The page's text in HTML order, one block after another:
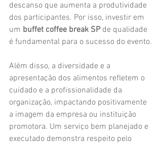
descanso que aumenta a produtividade
dos participantes. Por isso, investir em
um buffet coffee break SP de qualidade
é fundamental para o sucesso do evento.
Além disso, a diversidade e a
apresentação dos alimentos refletem o
cuidado e a profissionalidade da
organização, impactando positivamente
a imagem da empresa ou instituição
promotora. Um serviço bem planejado e
executado demonstra respeito pelo